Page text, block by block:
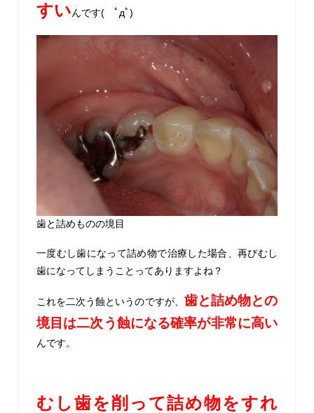
すいんです( ﾟдﾟ)
歯と詰めものの境目
一度むし歯になって詰め物で治療した場合、再びむし
歯になってしまうことってありますよね？
これを二次う蝕というのですが、 歯と詰め物との
境目は二次う蝕になる確率が非常に高い
んです。
むし歯を削って詰め物をすれ